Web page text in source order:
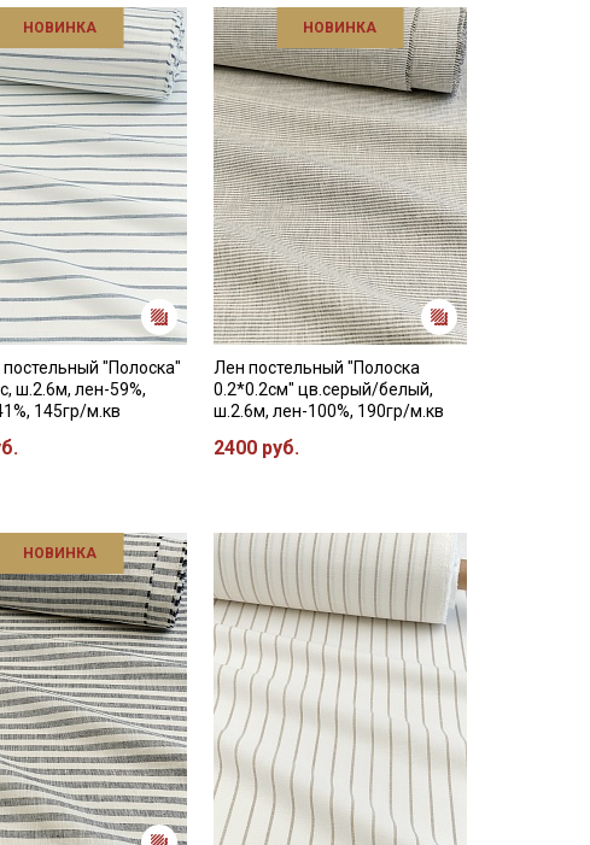
НОВИНКА
постельный "Полоска"
ш.2.6м, лен-59%,
145гр/м.кв
НОВИНКА
Лен постельный "Полоска
0.2*0.2см" цв.серый/белый,
ш.2.6м, лен-100%, 190гр/м.кв
2400 руб.
НОВИНКА